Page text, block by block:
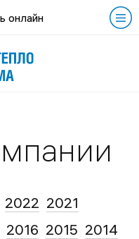
онлайн
2022 2021
2016 2015 2014